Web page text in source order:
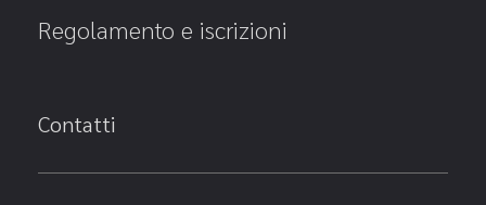
Regolamento e iscrizioni
Contatti